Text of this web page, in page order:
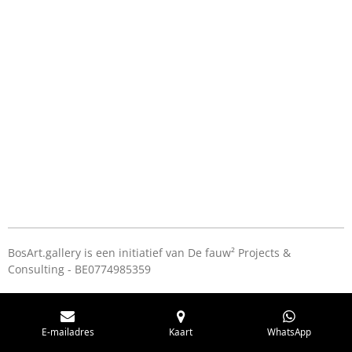
BosArt.gallery is een initiatief van De fauw² Projects &
Consulting - BE0774985359
E-mailadres Kaart WhatsApp